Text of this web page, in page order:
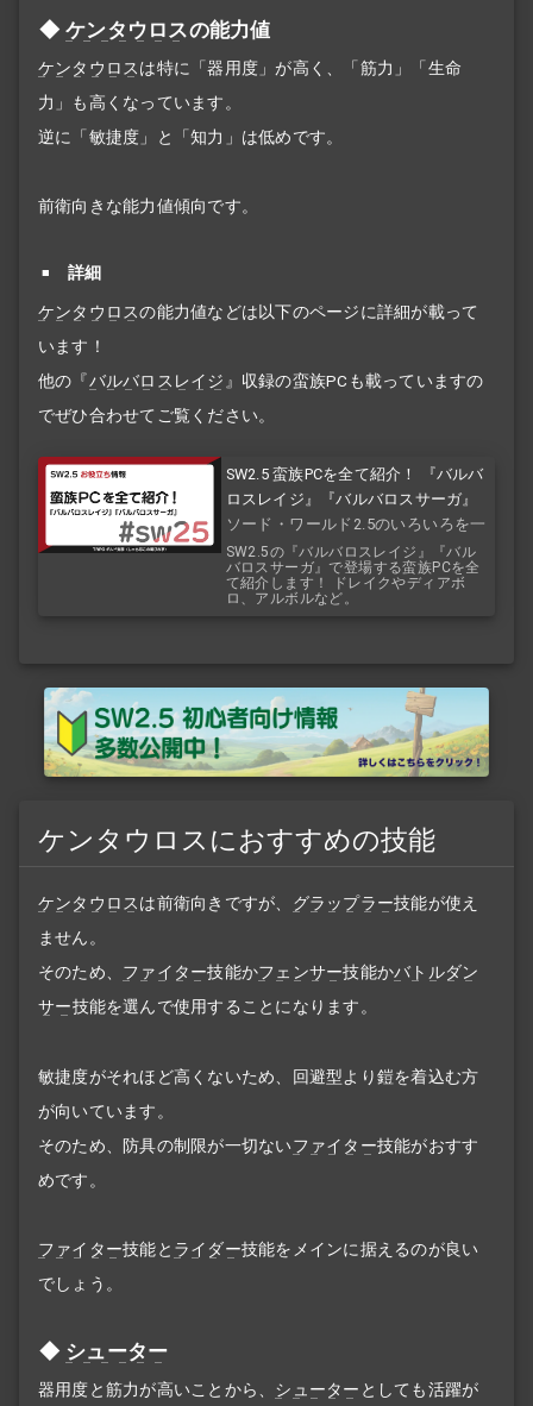
ケンタウロスの能力値
ケンタウロスは特に「器用度」が高く、「筋力」「生命
力」も高くなっています。
逆に「敏捷度」と「知力」は低めです。
前衛向きな能力値傾向です。
詳細
ケンタウロスの能力値などは以下のページに詳細が載って
います！
他の『バルバロスレイジ 』収録の蛮族PCも載っていますの
でぜひ合わせてご覧ください。
SW2.5 蛮族PCを全て紹介！ 『バルバ
ロスレイジ』『バルバロスサーガ』
ソード・ワールド2.5のいろいろを一
覧で！
SW2.5の『バルバロスレイジ』『バル
バロスサーガ』で登場する蛮族PCを全
て紹介します！ ドレイクやディアボ
ロ、アルボルなど。
ケンタウロスにおすすめの技能
ケンタウロスは前衛向きですが、 グラップラー技能が使え
ません。
そのため、 ファイター技能かフェンサー技能かバトルダン
サー技能を選んで使用することになります。
敏捷度がそれほど高くないため、回避型より鎧を着込む方
が向いています。
そのため、防具の制限が一切ないファイター技能がおすす
めです。
ファイター技能と ライダー技能をメインに据えるのが良い
でしょう。
シューター
器用度と筋力が高いことから、 シューター としても活躍が